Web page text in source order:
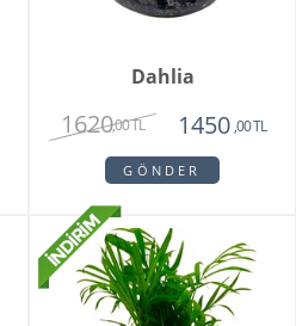
Dahlia
1620,00 TL 1450 ,00 TL
GÖNDER